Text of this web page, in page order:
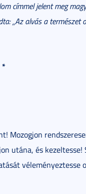
címmel jelent meg
„Az alvás a természet
*
Mozogjon
utána, és
véleményeztesse